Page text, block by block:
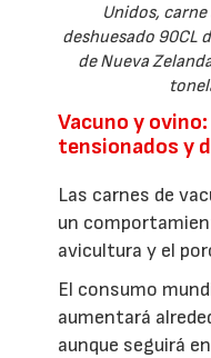
Unidos,
deshuesado 90CL
de Nueva
Vacuno y
tensionados y
Las carnes de
un
avicultura y el
El consumo
aumentará
aunque seguirá